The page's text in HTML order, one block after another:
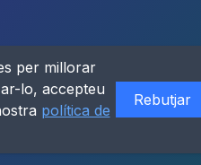
per millorar
lo, accepteu
política de
Rebutjar